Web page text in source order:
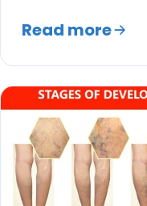
Read more